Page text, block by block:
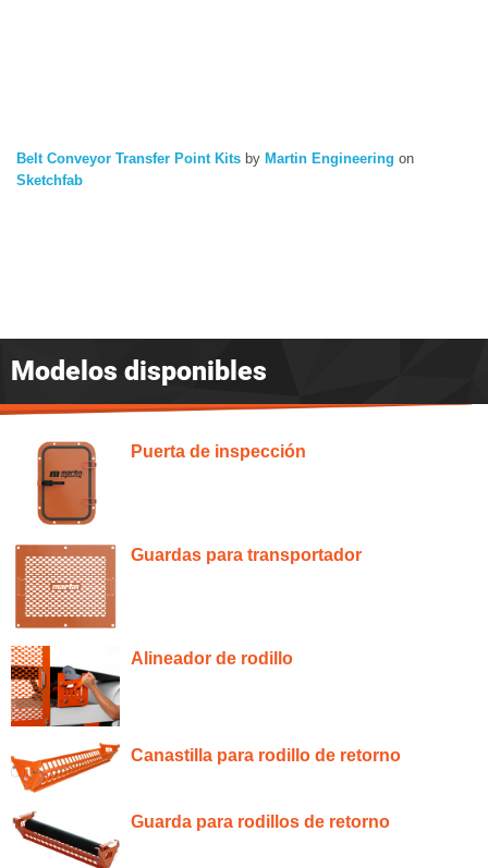
Belt Conveyor Transfer Point Kits by Martin Engineering on
Sketchfab
Modelos disponibles
Puerta de inspección
Guardas para transportador
Alineador de rodillo
Canastilla para rodillo de retorno
Guarda para rodillos de retorno